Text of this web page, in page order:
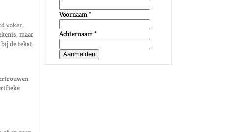
vaker,
maar
de tekst.
Voornaam *
Achternaam *